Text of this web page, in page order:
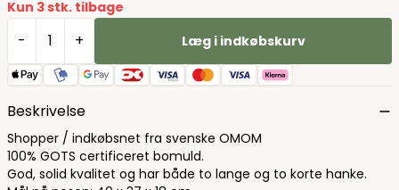
Kun 3 stk. tilbage
- + Læg i indkøbskurv
Beskrivelse
Shopper / indkøbsnet fra svenske OMOM
100% GOTS certificeret bomuld.
God, solid kvalitet og har både to lange og to korte hanke.